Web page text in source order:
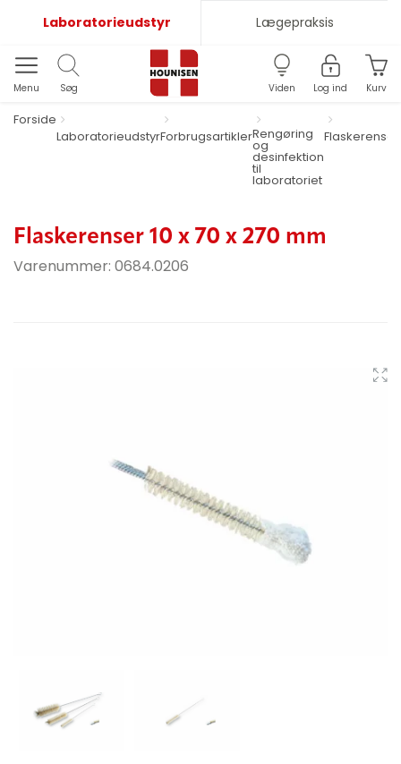
Laboratorieudstyr Lægepraksis
Menu Søg Viden Log ind Kurv
Forside
LaboratorieudstyrForbrugsartiklerRengøring
og
desinfektion
til
laboratoriet
Flaskerenser 10 x 70 x 270 mm
Varenummer: 0684.0206